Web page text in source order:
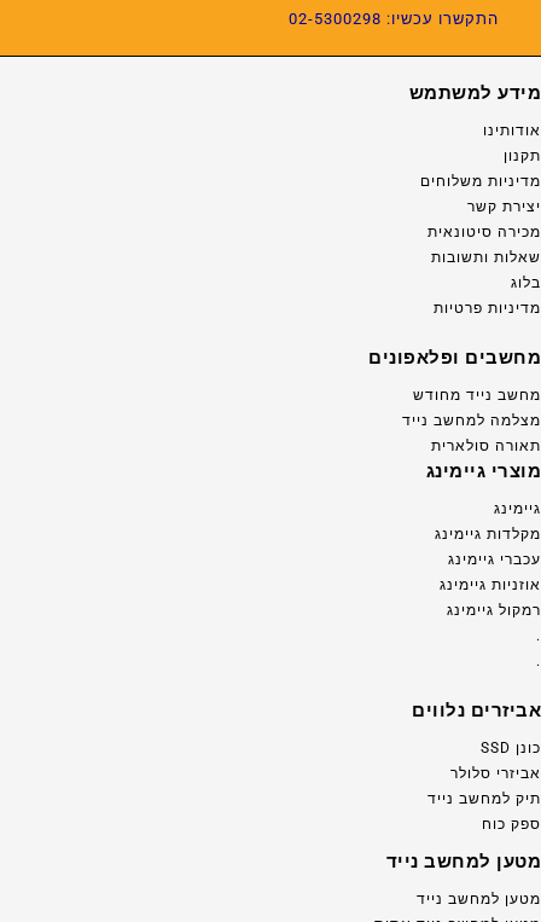
התקשרו עכשיו: 02-5300298
מידע למשתמש
אודותינו
תקנון
מדיניות משלוחים
יצירת קשר
מכירה סיטונאית
שאלות ותשובות
בלוג
מדיניות פרטיות
מחשבים ופלאפונים
מחשב נייד מחודש
מצלמה למחשב נייד
תאורה סולארית
מוצרי גיימינג
גיימינג
מקלדות גיימינג
עכברי גיימינג
אוזניות גיימינג
רמקול גיימינג
.
.
אביזרים נלווים
כונן SSD
אביזרי סלולר
תיק למחשב נייד
ספק כוח
מטען למחשב נייד
מטען למחשב נייד